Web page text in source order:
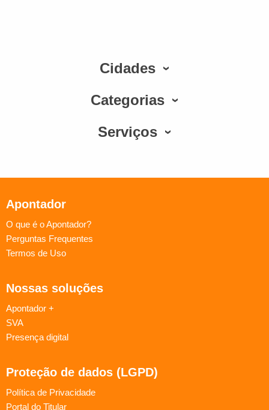
Cidades
Categorias
Serviços
Apontador
O que é o Apontador?
Perguntas Frequentes
Termos de Uso
Nossas soluções
Apontador +
SVA
Presença digital
Proteção de dados (LGPD)
Política de Privacidade
Portal do Titular